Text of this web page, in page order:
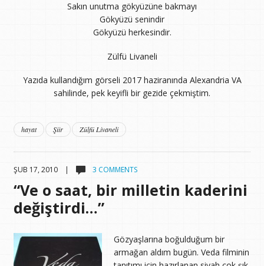
Sakın unutma gökyüzüne bakmayı
Gökyüzü senindir
Gökyüzü herkesindir.
Zülfü Livaneli
Yazıda kullandığım görseli 2017 haziranında Alexandria VA
sahilinde, pek keyifli bir gezide çekmiştim.
hayat Şiir Zülfü Livaneli
ŞUB 17, 2010 | 3 COMMENTS
“Ve o saat, bir milletin kaderini
değiştirdi…”
Gözyaşlarına boğulduğum bir
armağan aldım bugün. Veda filminin